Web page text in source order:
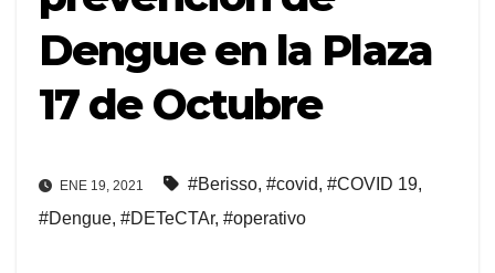
Dengue en la Plaza
17 de Octubre
ENE 19, 2021 #Berisso, #covid, #COVID 19,
#Dengue, #DETeCTAr, #operativo